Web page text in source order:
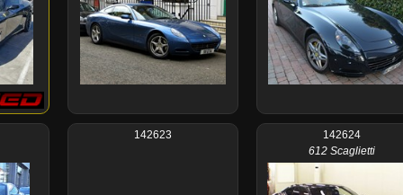
142623
142624
612 Scaglietti